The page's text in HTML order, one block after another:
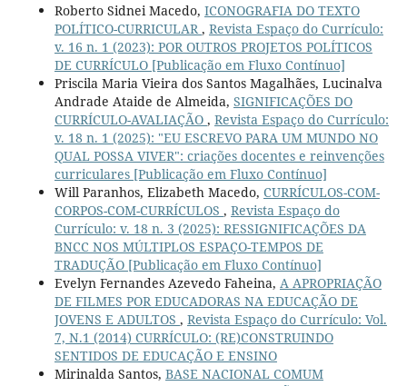
Roberto Sidnei Macedo, ICONOGRAFIA DO TEXTO
POLÍTICO-CURRICULAR , Revista Espaço do Currículo:
v. 16 n. 1 (2023): POR OUTROS PROJETOS POLÍTICOS
DE CURRÍCULO [Publicação em Fluxo Contínuo]
Priscila Maria Vieira dos Santos Magalhães, Lucinalva
Andrade Ataide de Almeida, SIGNIFICAÇÕES DO
CURRÍCULO-AVALIAÇÃO , Revista Espaço do Currículo:
v. 18 n. 1 (2025): "EU ESCREVO PARA UM MUNDO NO
QUAL POSSA VIVER": criações docentes e reinvenções
curriculares [Publicação em Fluxo Contínuo]
Will Paranhos, Elizabeth Macedo, CURRÍCULOS-COM-
CORPOS-COM-CURRÍCULOS , Revista Espaço do
Currículo: v. 18 n. 3 (2025): RESSIGNIFICAÇÕES DA
BNCC NOS MÚLTIPLOS ESPAÇO-TEMPOS DE
TRADUÇÃO [Publicação em Fluxo Contínuo]
Evelyn Fernandes Azevedo Faheina, A APROPRIAÇÃO
DE FILMES POR EDUCADORAS NA EDUCAÇÃO DE
JOVENS E ADULTOS , Revista Espaço do Currículo: Vol.
7, N.1 (2014) CURRÍCULO: (RE)CONSTRUINDO
SENTIDOS DE EDUCAÇÃO E ENSINO
Mirinalda Santos, BASE NACIONAL COMUM